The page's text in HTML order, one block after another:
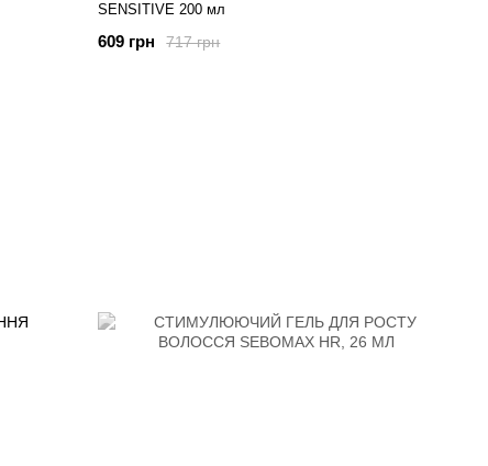
SENSITIVE 200 мл
717 грн
609 грн